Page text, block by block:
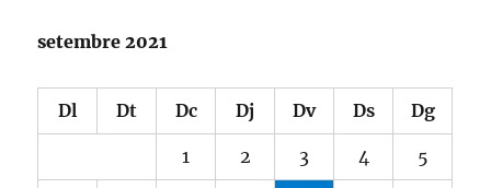
setembre 2021
Dl Dt Dc Dj Dv Ds Dg
1 2 3 4 5